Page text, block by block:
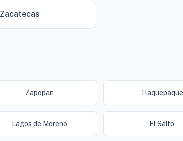
Zacatecas
Zapopan Tlaquepaque
Lagos de Moreno El Salto